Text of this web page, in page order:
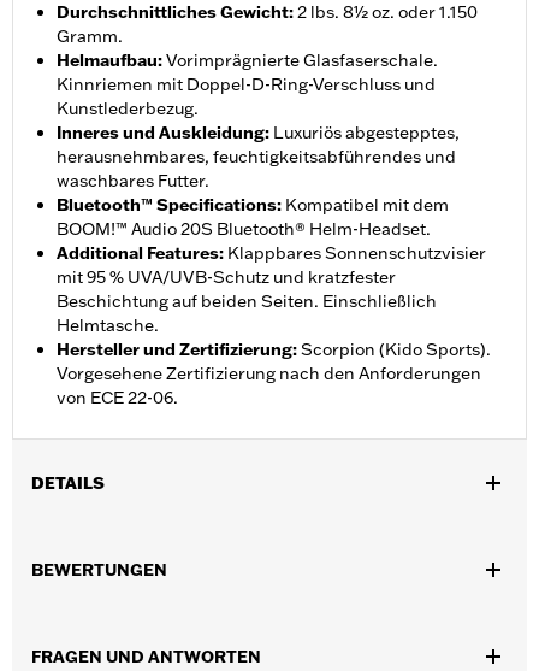
Durchschnittliches Gewicht:2 lbs. 8½ oz. oder 1.150
Gramm.
Helmaufbau:Vorimprägnierte Glasfaserschale.
Kinnriemen mit Doppel-D-Ring-Verschluss und
Kunstlederbezug.
Inneres und Auskleidung: Luxuriös abgestepptes,
herausnehmbares, feuchtigkeitsabführendes und
waschbares Futter.
Bluetooth™ Specifications: Kompatibel mit dem
BOOM!™ Audio 20S Bluetooth® Helm-Headset.
Additional Features: Klappbares Sonnenschutzvisier
mit 95 % UVA/UVB-Schutz und kratzfester
Beschichtung auf beiden Seiten. Einschließlich
Helmtasche.
Hersteller und Zertifizierung:Scorpion (Kido Sports).
Vorgesehene Zertifizierung nach den Anforderungen
von ECE 22-06.
DETAILS
Funktionsmerkmale:
www.h-d.com/warranty
BEWERTUNGEN
FRAGEN UND ANTWORTEN